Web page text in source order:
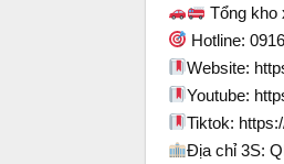
Tổng kho
Hotline:
Website:
Youtube:
Tiktok:
Địa chỉ 3S: